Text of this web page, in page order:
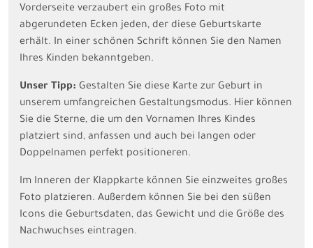
Vorderseite verzaubert ein großes Foto mit
abgerundeten Ecken jeden, der diese Geburtskarte
erhält. In einer schönen Schrift können Sie den Namen
Ihres Kinden bekanntgeben.
Unser Tipp: Gestalten Sie diese Karte zur Geburt in
unserem umfangreichen Gestaltungsmodus. Hier können
Sie die Sterne, die um den Vornamen Ihres Kindes
platziert sind, anfassen und auch bei langen oder
Doppelnamen perfekt positioneren.
Im Inneren der Klappkarte können Sie einzweites großes
Foto platzieren. Außerdem können Sie bei den süßen
Icons die Geburtsdaten, das Gewicht und die Größe des
Nachwuchses eintragen.